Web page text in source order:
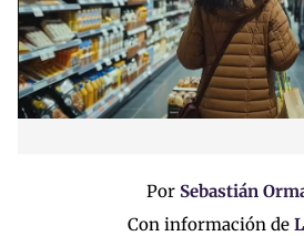
Por Sebastián
Con información de